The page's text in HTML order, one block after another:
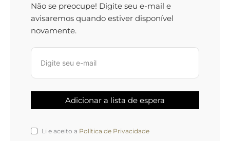
Não se preocupe! Digite seu e-mail e
avisaremos quando estiver disponível
novamente.
Li e aceito a Política de Privacidade